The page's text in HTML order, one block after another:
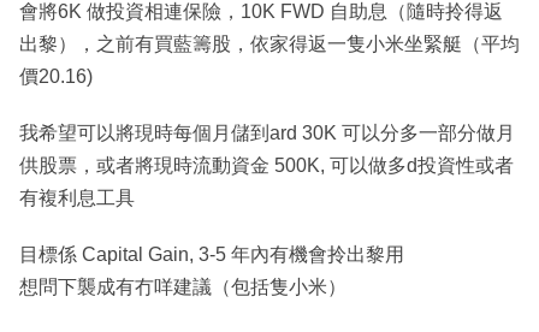
會將6K 做投資相連保險，10K FWD 自助息（隨時拎得返
出黎），之前有買藍籌股，依家得返一隻小米坐緊艇（平均
價20.16)
我希望可以將現時每個月儲到ard 30K 可以分多一部分做月
供股票，或者將現時流動資金 500K, 可以做多d投資性或者
有複利息工具
目標係 Capital Gain, 3-5 年內有機會拎出黎用
想問下襲成有冇咩建議（包括隻小米）